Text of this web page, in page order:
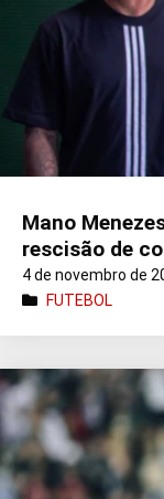
Mano
rescisão de
4 de novembro de
FUTEBOL